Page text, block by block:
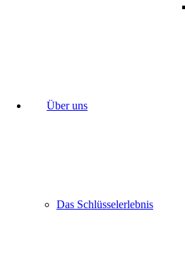
Über uns
Das Schlüsselerlebnis